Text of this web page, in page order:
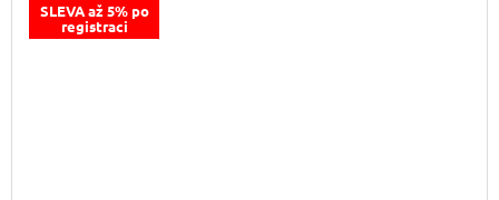
SLEVA až 5% po
registraci